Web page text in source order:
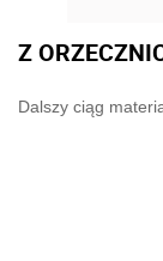
Z
Dalszy ciąg